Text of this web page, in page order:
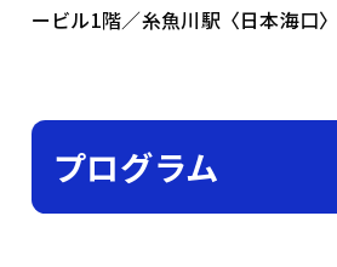
ービル1階／糸魚川駅〈日本海口〉
プログラム